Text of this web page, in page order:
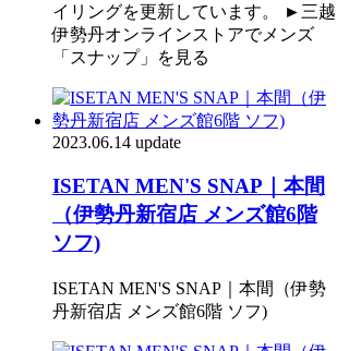
イリングを更新しています。 ►三越
伊勢丹オンラインストアでメンズ
「スナップ」を見る
2023.06.14 update
ISETAN MEN'S SNAP｜本間
（伊勢丹新宿店 メンズ館6階
ソフ)
ISETAN MEN'S SNAP｜本間（伊勢
丹新宿店 メンズ館6階 ソフ)